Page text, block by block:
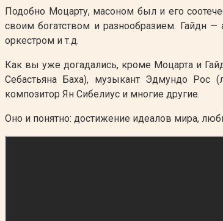
Подобно Моцарту, масоном был и его
своим богатством и разнообразием. Гайдн
оркестром и т.д.
Как вы уже догадались, кроме Моцарта и
Себастьяна Баха), музыкант Эдмундо Рос
композитор Ян Сибелиус и многие другие.
Оно и понятно: достижение идеалов мира,